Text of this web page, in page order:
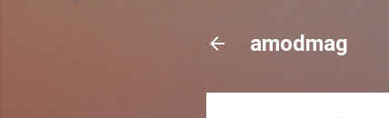
amodmag